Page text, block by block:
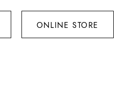
ONLINE STORE